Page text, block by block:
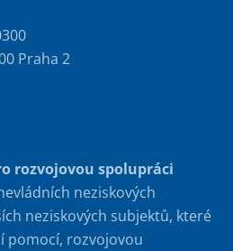
Praha 2
rozvojovou spolupráci
neziskových
neziskových subjektů, které
pomocí, rozvojovou